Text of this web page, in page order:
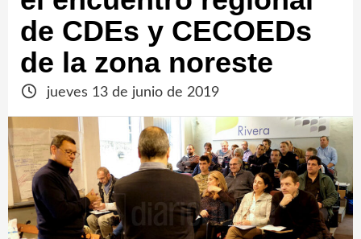
de CDEs y CECOEDs
de la zona noreste
jueves 13 de junio de 2019